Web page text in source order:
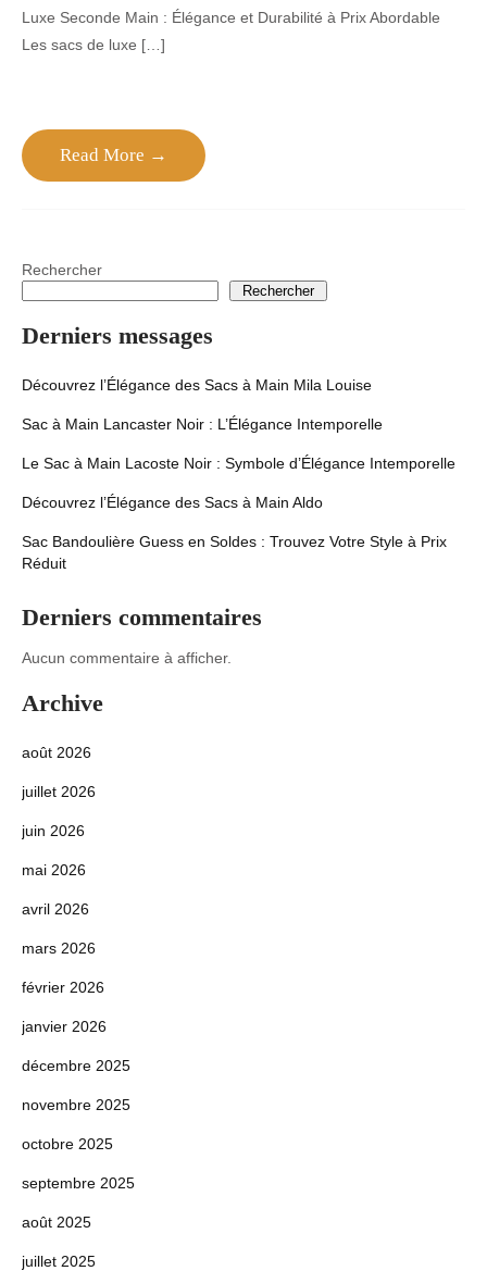
Luxe Seconde Main : Élégance et Durabilité à Prix Abordable
Les sacs de luxe […]
Read More →
Rechercher
Rechercher
Derniers messages
Découvrez l’Élégance des Sacs à Main Mila Louise
Sac à Main Lancaster Noir : L’Élégance Intemporelle
Le Sac à Main Lacoste Noir : Symbole d’Élégance Intemporelle
Découvrez l’Élégance des Sacs à Main Aldo
Sac Bandoulière Guess en Soldes : Trouvez Votre Style à Prix
Réduit
Derniers commentaires
Aucun commentaire à afficher.
Archive
août 2026
juillet 2026
juin 2026
mai 2026
avril 2026
mars 2026
février 2026
janvier 2026
décembre 2025
novembre 2025
octobre 2025
septembre 2025
août 2025
juillet 2025